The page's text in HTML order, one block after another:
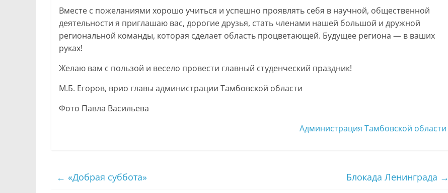
Вместе с пожеланиями хорошо учиться и успешно проявлять себя в научной, общественной
деятельности я приглашаю вас, дорогие друзья, стать членами нашей большой и дружной
региональной команды, которая сделает область процветающей. Будущее региона — в ваших
руках!
Желаю вам с пользой и весело провести главный студенческий праздник!
М.Б. Егоров, врио главы администрации Тамбовской области
Фото Павла Васильева
Администрация Тамбовской области
← «Добрая суббота» Блокада Ленинграда →